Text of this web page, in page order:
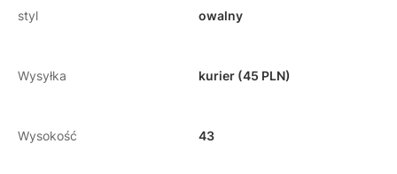
styl owalny
Wysyłka kurier (45 PLN)
Wysokość 43